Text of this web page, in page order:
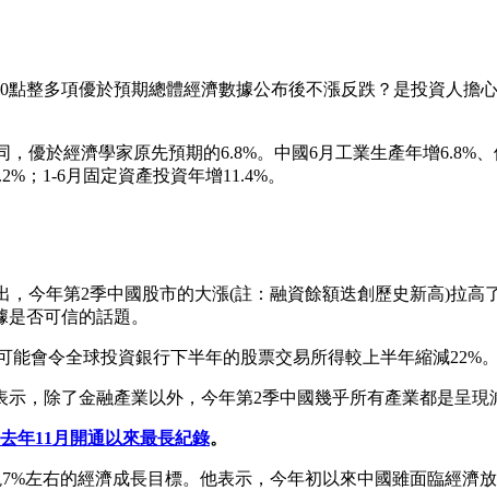
整多項優於預期總體經濟數據公布後不漲反跌？是投資人擔
優於經濟學家原先預期的6.8%。中國6月工業生產年增6.8%
；1-6月固定資產投資年增11.4%。
，今年第2季中國股市的大漲(註：融資餘額迭創歷史新高)拉
否可信的話題。
能會令全球投資銀行下半年的股票交易所得較上半年縮減22%。
，除了金融產業以外，今年第2季中國幾乎所有產業都是呈現
年11月開通以來最長紀錄。
7%左右的經濟成長目標。他表示，今年初以來中國雖面臨經濟